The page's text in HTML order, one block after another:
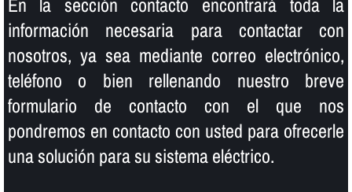
información necesaria para contactar con
nosotros, ya sea mediante correo electrónico,
teléfono o bien rellenando nuestro breve
formulario de contacto con el que nos
pondremos en contacto con usted para ofrecerle
una solución para su sistema eléctrico.